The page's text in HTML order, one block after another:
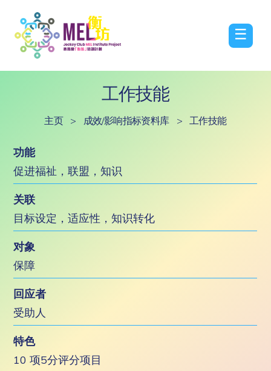
☰
工作技能
主页 > 成效/影响指标资料库 > 工作技能
功能
促进福祉，联盟，知识
关联
目标设定，适应性，知识转化
对象
保障
回应者
受助人
特色
10 项5分评分项目